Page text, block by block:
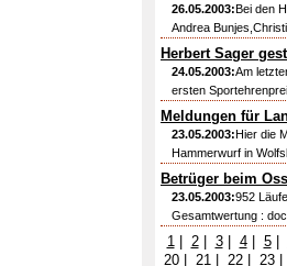
26.05.2003:Bei den
Andrea
Herbert Sager
24.05.2003:Am
ersten
Meldungen für
23.05.2003:Hier die
Hammerwurf in
Betrüger beim
23.05.2003:952
Gesamtwertung :
1| 2| 3| 4| 5|
20| 21| 22| 23|